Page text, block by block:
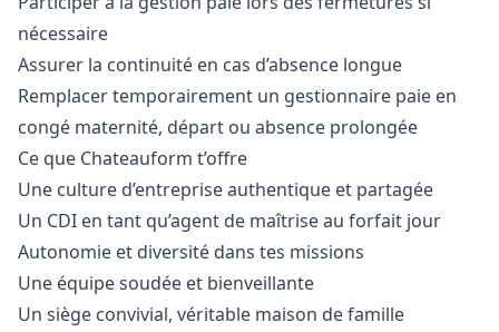
nécessaire
Assurer la continuité en cas d’absence longue
Remplacer temporairement un gestionnaire paie en
congé maternité, départ ou absence prolongée
Ce que Chateauform t’offre
Une culture d’entreprise authentique et partagée
Un CDI en tant qu’agent de maîtrise au forfait jour
Autonomie et diversité dans tes missions
Une équipe soudée et bienveillante
Un siège convivial, véritable maison de famille